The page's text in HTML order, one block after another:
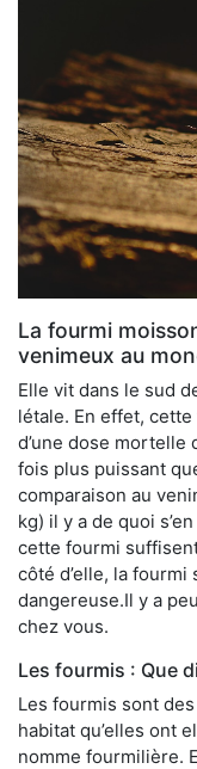
La fourmi
venimeux au
Elle vit dans le sud
létale. En effet,
d’une dose mortelle
fois plus puissant
comparaison au
kg) il y a de quoi
cette fourmi
côté d’elle, la
dangereuse.Il y a
chez vous.
Les fourmis : Que
Les fourmis sont
habitat qu’elles ont
nomme fourmilière.